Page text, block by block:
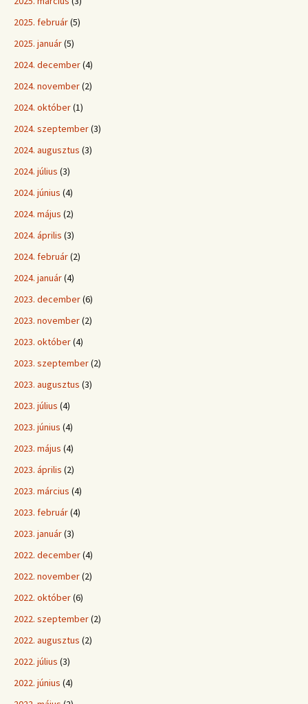
2025. február(5)
2025. január(5)
2024. december(4)
2024. november(2)
2024. október(1)
2024. szeptember(3)
2024. augusztus (3)
2024. július (3)
2024. június (4)
2024. május (2)
2024. április (3)
2024. február(2)
2024. január(4)
2023. december(6)
2023. november(2)
2023. október(4)
2023. szeptember(2)
2023. augusztus (3)
2023. július (4)
2023. június (4)
2023. május (4)
2023. április (2)
2023. március (4)
2023. február(4)
2023. január(3)
2022. december(4)
2022. november(2)
2022. október(6)
2022. szeptember(2)
2022. augusztus (2)
2022. július (3)
2022. június (4)